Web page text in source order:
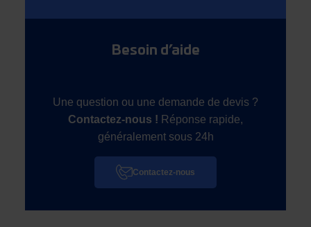
Besoin d’aide
Une question ou une demande de devis ?
Contactez-nous ! Réponse rapide,
généralement sous 24h
Contactez-nous